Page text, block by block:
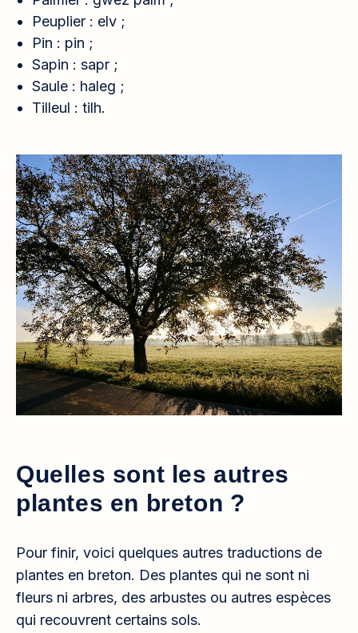
Peuplier : elv ;
Pin : pin ;
Sapin : sapr ;
Saule : haleg ;
Tilleul : tilh.
Quelles sont les autres
plantes en breton ?
Pour finir, voici quelques autres traductions de
plantes en breton. Des plantes qui ne sont ni
fleurs ni arbres, des arbustes ou autres espèces
qui recouvrent certains sols.